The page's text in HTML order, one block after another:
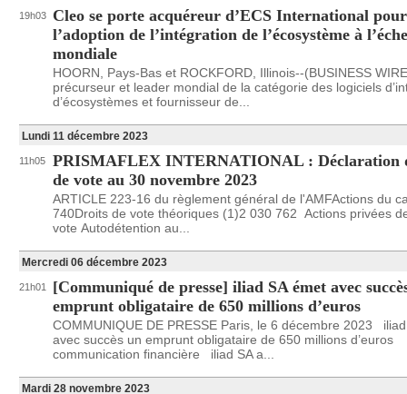
19h03
Cleo se porte acquéreur d’ECS International
l’adoption de l’intégration de l’écosystème à
mondiale
HOORN, Pays-Bas et ROCKFORD, Illinois--(BUSINESS
précurseur et leader mondial de la catégorie des logiciels
d’écosystèmes et fournisseur de...
Lundi 11 décembre 2023
11h05
PRISMAFLEX INTERNATIONAL : Déclaration
de vote au 30 novembre 2023
ARTICLE 223-16 du règlement général de l'AMFActions du
740Droits de vote théoriques (1)2 030 762 Actions privées
vote Autodétention au...
Mercredi 06 décembre 2023
21h01
[Communiqué de presse] iliad SA émet avec
emprunt obligataire de 650 millions d’euros
COMMUNIQUE DE PRESSE Paris, le 6 décembre 2023
avec succès un emprunt obligataire de 650 millions d’euros
communication financière iliad SA a...
Mardi 28 novembre 2023